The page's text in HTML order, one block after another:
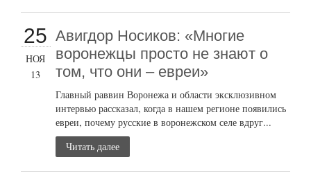
25
НОЯ
13
Авигдор Носиков: «Многие
воронежцы просто не знают о
том, что они – евреи»
Главный раввин Воронежа и области эксклюзивном
интервью рассказал, когда в нашем регионе появились
евреи, почему русские в воронежском селе вдруг...
Читать далее